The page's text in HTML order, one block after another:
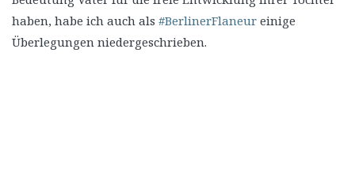
haben, habe ich auch als #BerlinerFlaneur einige
Überlegungen niedergeschrieben.